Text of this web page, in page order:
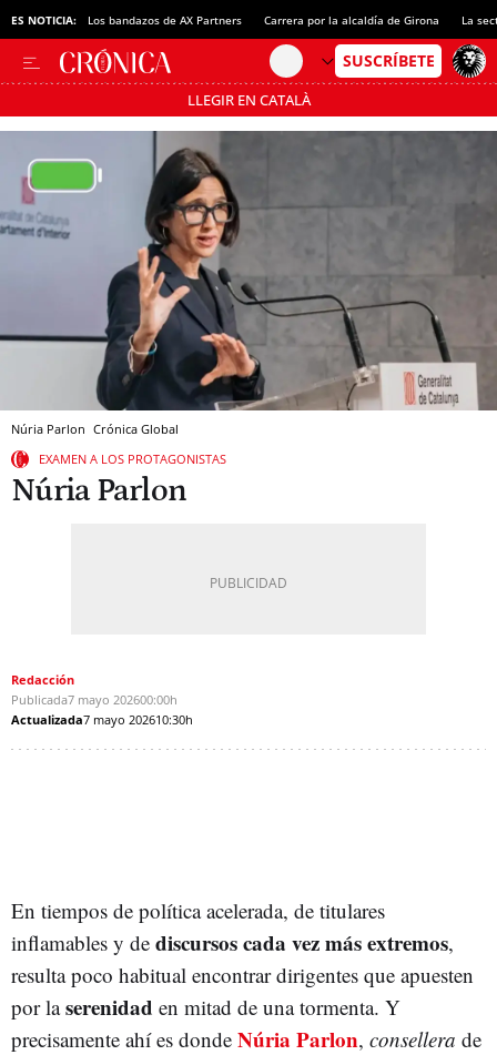
ES NOTICIA: Los bandazos de AX Partners Carrera por la alcaldía de Girona La
LLEGIR EN CATALÀ
Pásate al MODO AHORRO
Núria Parlon Crónica Global
EXAMEN A LOS PROTAGONISTAS
Núria Parlon
Redacción
Publicada7 mayo 202600:00h
Actualizada7 mayo 202610:30h
En tiempos de política acelerada, de titulares
inflamables y de discursos cada vez más extremos,
resulta poco habitual encontrar dirigentes que apuesten
por laserenidad en mitad de una tormenta. Y
precisamente ahí es donde Núria Parlon, consellera de